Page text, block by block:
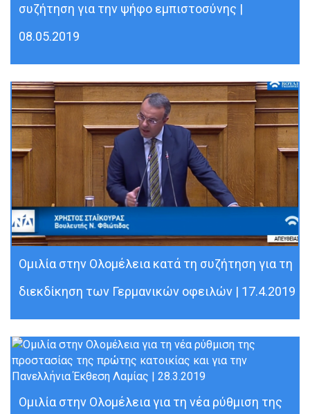
συζήτηση για την ψήφο εμπιστοσύνης |
08.05.2019
Ομιλία στην Ολομέλεια κατά τη συζήτηση για τη
διεκδίκηση των Γερμανικών οφειλών | 17.4.2019
Ομιλία στην Ολομέλεια για τη νέα ρύθμιση της